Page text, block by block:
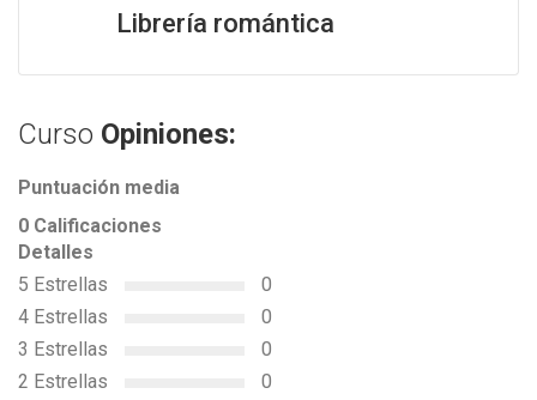
Librería romántica
Curso Opiniones:
Puntuación media
0 Calificaciones
Detalles
5 Estrellas
0
4 Estrellas
0
3 Estrellas
0
2 Estrellas
0